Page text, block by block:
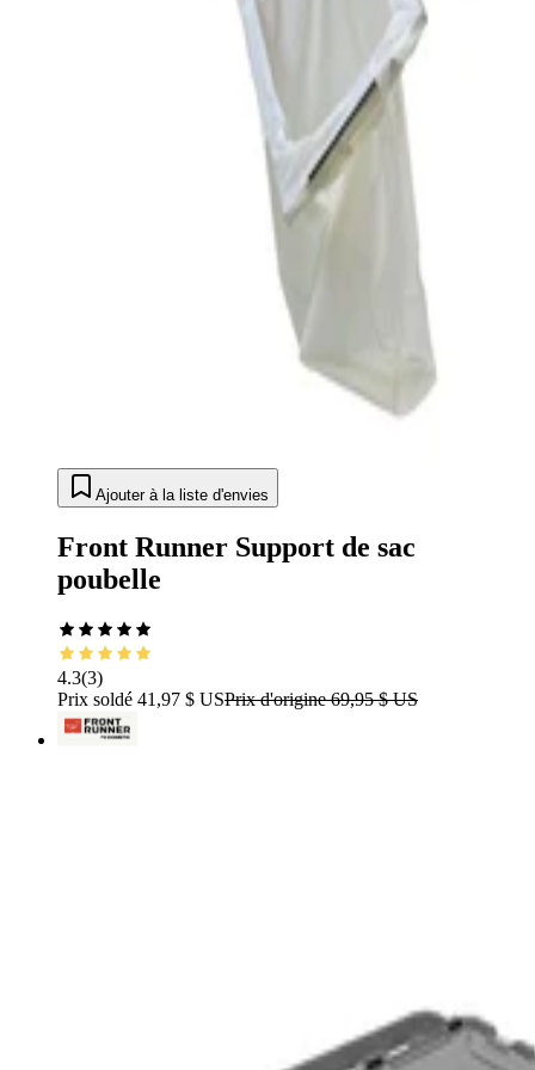
Ajouter à la liste d'envies
Front Runner Support de sac
poubelle
4.3(3)
Prix soldé 41,97 $ USPrix d'origine 69,95 $ US